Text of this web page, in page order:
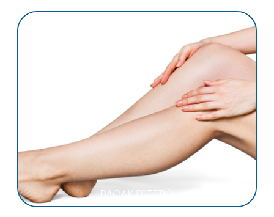
BACAK ESTETİĞİ